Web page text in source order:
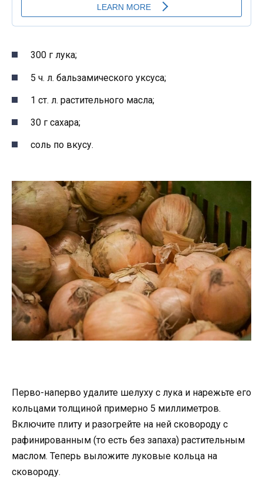
300 г лука;
5 ч. л. бальзамического уксуса;
1 ст. л. растительного масла;
30 г сахара;
соль по вкусу.
Перво-наперво удалите шелуху с лука и нарежьте его
кольцами толщиной примерно 5 миллиметров.
Включите плиту и разогрейте на ней сковороду с
рафинированным (то есть без запаха) растительным
маслом. Теперь выложите луковые кольца на
сковороду.